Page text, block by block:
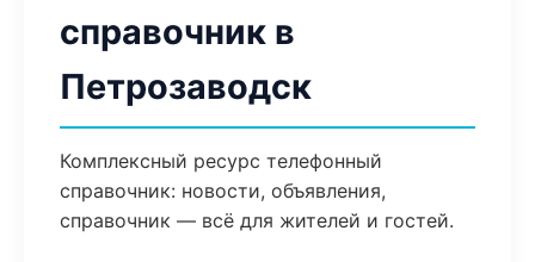
справочник в
Петрозаводск
Комплексный ресурс телефонный
справочник: новости, объявления,
справочник — всё для жителей и гостей.